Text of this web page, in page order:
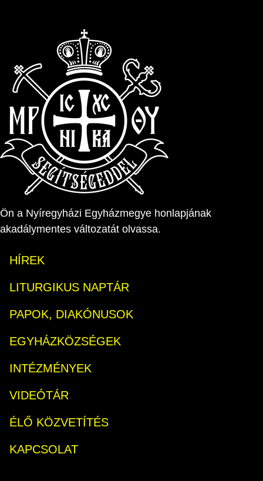
Ön a Nyíregyházi Egyházmegye honlapjának
akadálymentes változatát olvassa.
HÍREK
LITURGIKUS NAPTÁR
PAPOK, DIAKÓNUSOK
EGYHÁZKÖZSÉGEK
INTÉZMÉNYEK
VIDEÓTÁR
ÉLŐ KÖZVETÍTÉS
KAPCSOLAT